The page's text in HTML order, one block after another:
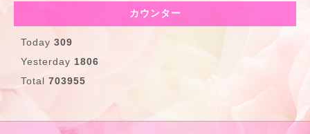
カウンター
Today 309
Yesterday 1806
Total 703955